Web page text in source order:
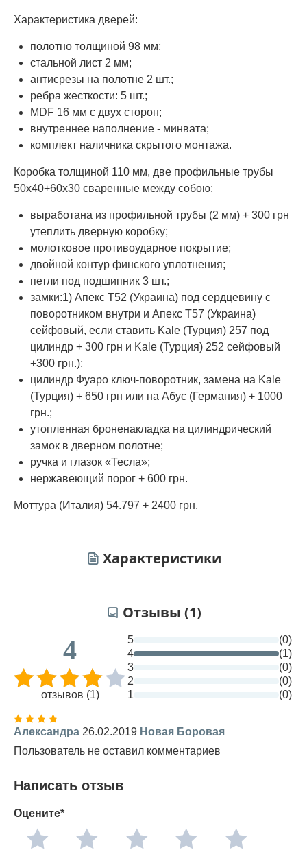
Характеристика дверей:
полотно толщиной 98 мм;
стальной лист 2 мм;
антисрезы на полотне 2 шт.;
ребра жесткости: 5 шт.;
MDF 16 мм с двух сторон;
внутреннее наполнение - минвата;
комплект наличника скрытого монтажа.
Коробка толщиной 110 мм, две профильные трубы
50х40+60х30 сваренные между собою:
выработана из профильной трубы (2 мм) + 300 грн
утеплить дверную коробку;
молотковое противоударное покрытие;
двойной контур финского уплотнения;
петли под подшипник 3 шт.;
замки:1) Апекс Т52 (Украина) под сердцевину с
поворотником внутри и Апекс Т57 (Украина)
сейфовый, если ставить Kale (Турция) 257 под
цилиндр + 300 грн и Kale (Турция) 252 сейфовый
+300 грн.);
цилиндр Фуаро ключ-поворотник, замена на Kale
(Турция) + 650 грн или на Абус (Германия) + 1000
грн.;
утопленная броненакладка на цилиндрический
замок в дверном полотне;
ручка и глазок «Тесла»;
нержавеющий порог + 600 грн.
Моттура (Италия) 54.797 + 2400 грн.
Характеристики
Отзывы (1)
4
отзывов (1)
5
(0)
4
(1)
3
(0)
2
(0)
1
(0)
Александра 26.02.2019 Новая Боровая
Пользователь не оставил комментариев
Написать отзыв
Оцените*